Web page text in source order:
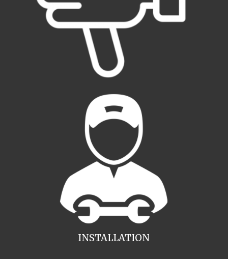
INSTALLATION